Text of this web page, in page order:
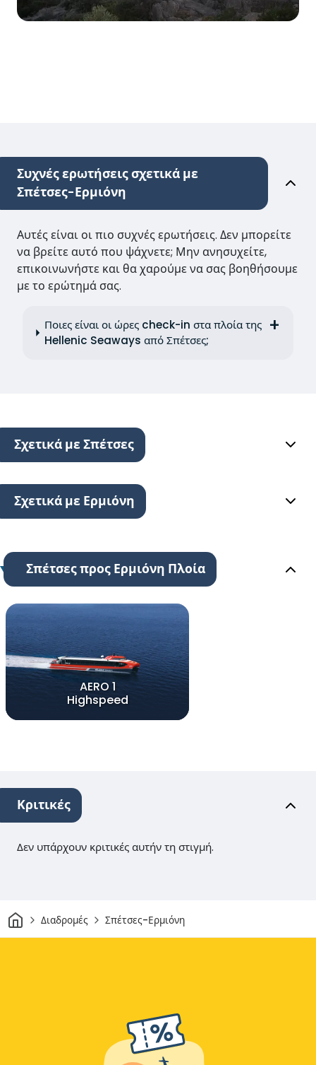
Συχνές ερωτήσεις σχετικά με
Σπέτσες-Ερμιόνη
Αυτές είναι οι πιο συχνές ερωτήσεις. Δεν μπορείτε
να βρείτε αυτό που ψάχνετε; Μην ανησυχείτε,
επικοινωνήστε και θα χαρούμε να σας βοηθήσουμε
με το ερώτημά σας.
Ποιες είναι οι ώρες check-in στα πλοία της
Hellenic Seaways από Σπέτσες;
Σχετικά με Σπέτσες
Σχετικά με Ερμιόνη
Σπέτσες προς Ερμιόνη Πλοία
AERO 1
Highspeed
Κριτικές
Δεν υπάρχουν κριτικές αυτήν τη στιγμή.
ΣπίτιΔιαδρομές Σπέτσες-Ερμιόνη